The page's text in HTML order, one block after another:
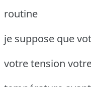
routine
je suppose que
votre tension